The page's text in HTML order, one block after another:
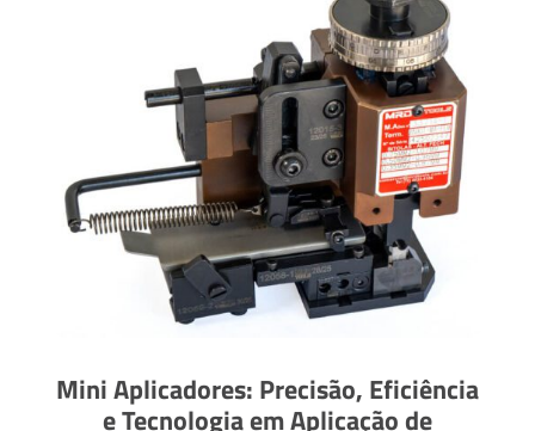
Mini Aplicadores: Precisão, Eficiência
e Tecnologia em Aplicação de